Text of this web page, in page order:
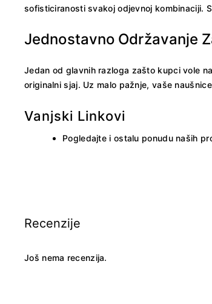
sofisticiranosti svakoj odjevnoj kombinaciji.
Jednostavno Održavanje
Jedan od glavnih razloga zašto kupci vole
originalni sjaj. Uz malo pažnje, vaše
Vanjski Linkovi
Pogledajte i ostalu ponudu naših
Recenzije
Još nema recenzija.